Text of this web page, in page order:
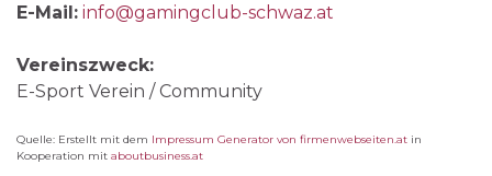
E-Mail: info@gamingclub-schwaz.at
Vereinszweck:
E-Sport Verein / Community
Quelle: Erstellt mit dem Impressum Generator von firmenwebseiten.at in
Kooperation mit aboutbusiness.at